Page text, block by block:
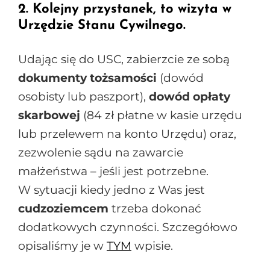
2. Kolejny przystanek, to wizyta w
Urzędzie Stanu Cywilnego.
Udając się do USC, zabierzcie ze sobą
dokumenty tożsamości (dowód
osobisty lub paszport), dowód opłaty
skarbowej (84 zł płatne w kasie urzędu
lub przelewem na konto Urzędu) oraz,
zezwolenie sądu na zawarcie
małżeństwa – jeśli jest potrzebne.
W sytuacji kiedy jedno z Was jest
cudzoziemcem trzeba dokonać
dodatkowych czynności. Szczegółowo
opisaliśmy je w TYM wpisie.